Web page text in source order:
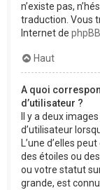
n’existe pas,
traduction. Vous
Internet de phpBB
Haut
A quoi
d’utilisateur ?
Il y a deux
d’utilisateur
L’une d’elles
des étoiles ou
ou votre statut
grande, est